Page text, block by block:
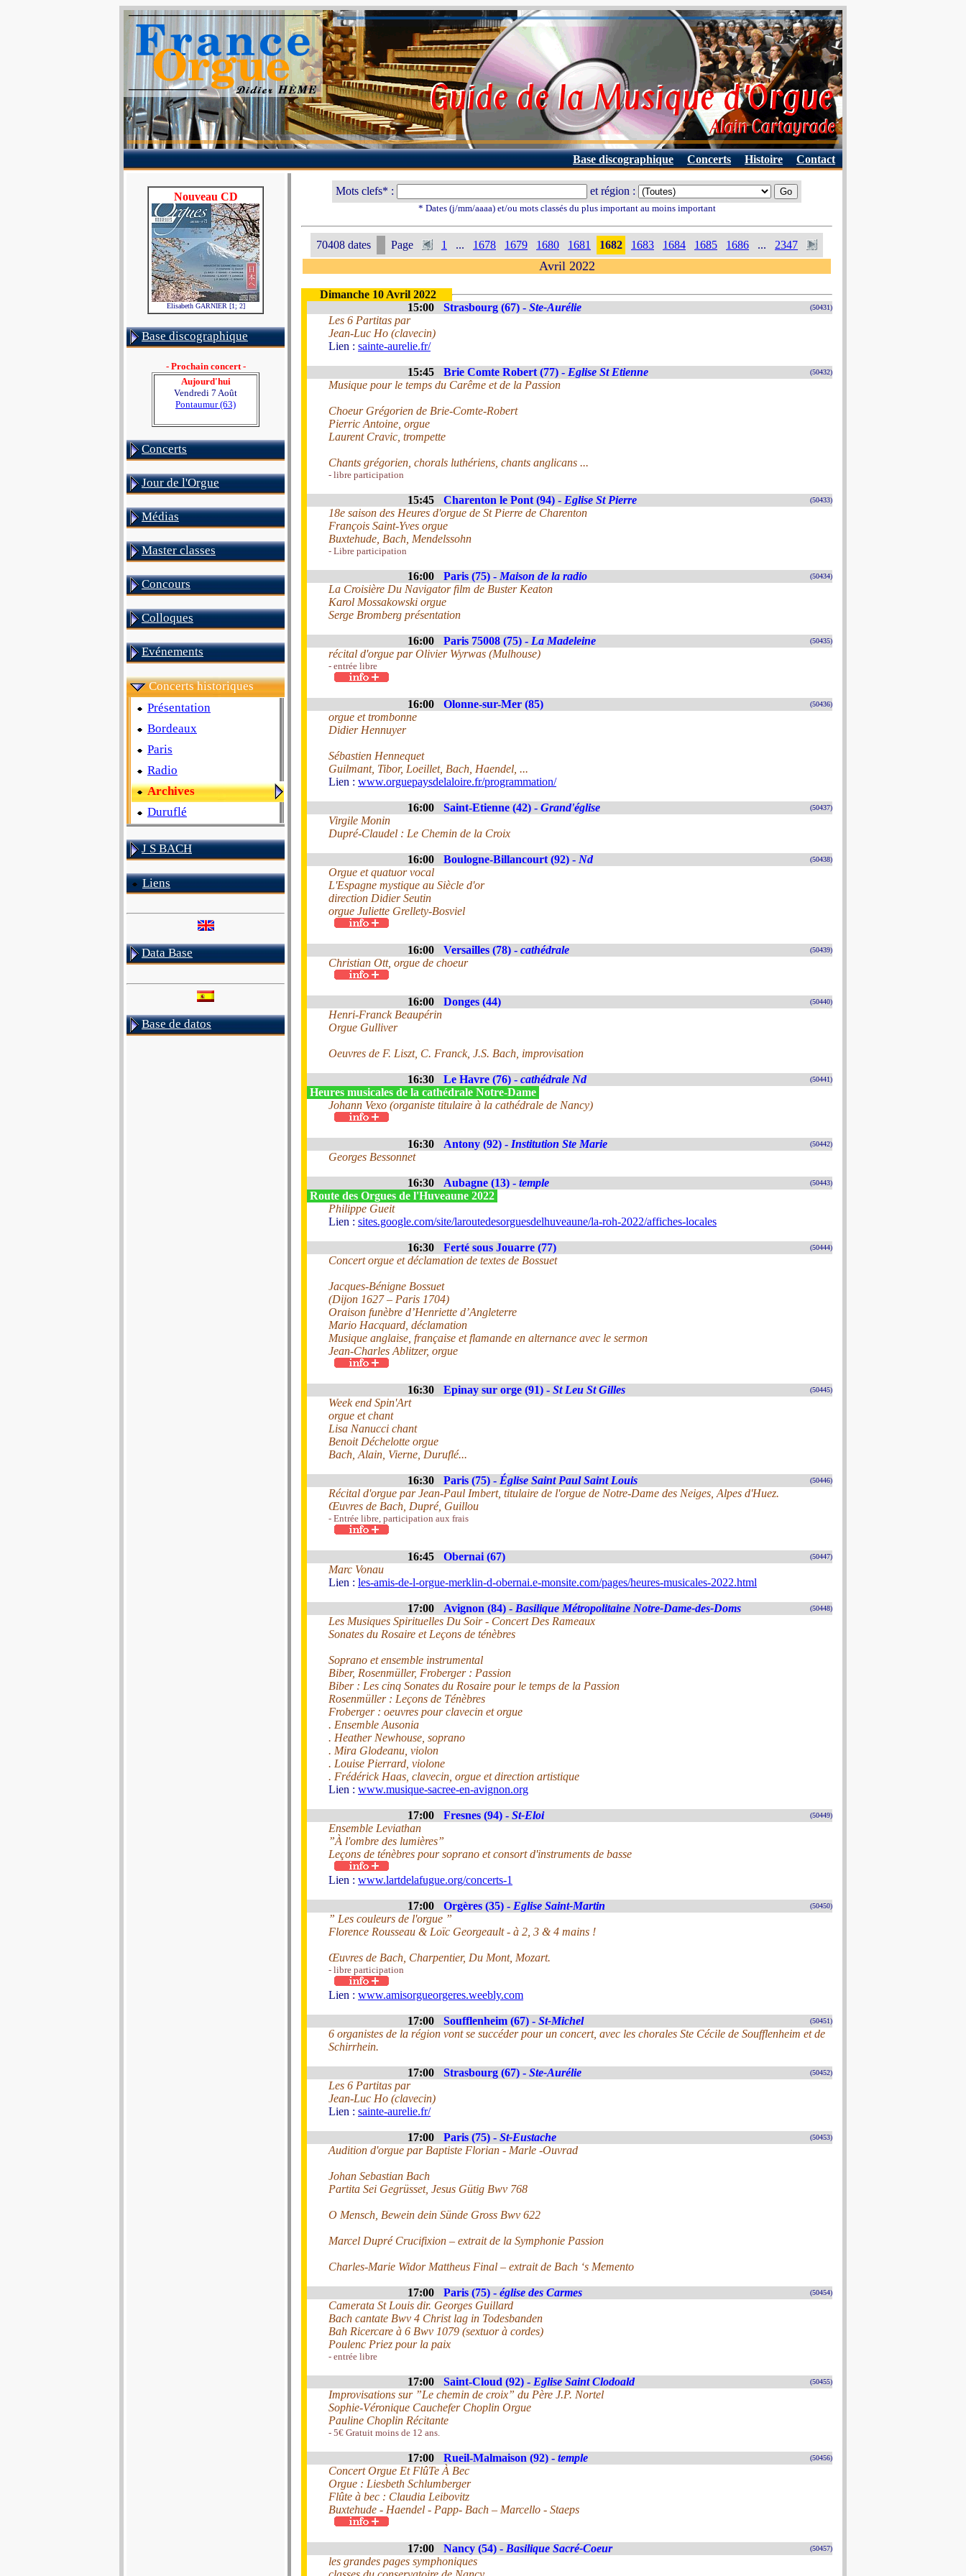
Base discographique Concerts Histoire Contact
Nouveau CD
Elisabeth GARNIER [1; 2]
Base discographique
- Prochain concert -
Aujourd'hui
Vendredi 7 Août
Pontaumur (63)
Concerts
Jour de l'Orgue
Médias
Master classes
Concours
Colloques
Evénements
Concerts historiques
Présentation
Bordeaux
Paris
Radio
Archives
Duruflé
J S BACH
Liens
Data Base
Base de datos
Mots clefs* : et région :
* Dates (j/mm/aaaa) et/ou mots classés du plus important au moins important
70408 dates Page 1 ... 1678 1679 1680 1681 1682 1683 1684 1685 1686 ... 2347
Avril 2022
Dimanche 10 Avril 2022
15:00
Strasbourg (67) - Ste-Aurélie (50431)
Les 6 Partitas par
Jean-Luc Ho (clavecin)
Lien : sainte-aurelie.fr/
15:45 Brie Comte Robert (77) - Eglise St Etienne (50432)
Musique pour le temps du Carême et de la Passion
Choeur Grégorien de Brie-Comte-Robert
Pierric Antoine, orgue
Laurent Cravic, trompette
Chants grégorien, chorals luthériens, chants anglicans ...
- libre participation
15:45 Charenton le Pont (94) - Eglise St Pierre (50433)
18e saison des Heures d'orgue de St Pierre de Charenton
François Saint-Yves orgue
Buxtehude, Bach, Mendelssohn
- Libre participation
16:00 Paris (75) - Maison de la radio (50434)
La Croisière Du Navigator film de Buster Keaton
Karol Mossakowski orgue
Serge Bromberg présentation
16:00 Paris 75008 (75) - La Madeleine (50435)
récital d'orgue par Olivier Wyrwas (Mulhouse)
- entrée libre
16:00 Olonne-sur-Mer (85) (50436)
orgue et trombonne
Didier Hennuyer
Sébastien Hennequet
Guilmant, Tibor, Loeillet, Bach, Haendel, ...
Lien : www.orguepaysdelaloire.fr/programmation/
16:00 Saint-Etienne (42) - Grand'église (50437)
Virgile Monin
Dupré-Claudel : Le Chemin de la Croix
16:00 Boulogne-Billancourt (92) - Nd (50438)
Orgue et quatuor vocal
L'Espagne mystique au Siècle d'or
direction Didier Seutin
orgue Juliette Grellety-Bosviel
16:00 Versailles (78) - cathédrale (50439)
Christian Ott, orgue de choeur
16:00 Donges (44) (50440)
Henri-Franck Beaupérin
Orgue Gulliver
Oeuvres de F. Liszt, C. Franck, J.S. Bach, improvisation
16:30 Le Havre (76) - cathédrale Nd (50441)
Heures musicales de la cathédrale Notre-Dame
Johann Vexo (organiste titulaire à la cathédrale de Nancy)
16:30 Antony (92) - Institution Ste Marie (50442)
Georges Bessonnet
16:30 Aubagne (13) - temple (50443)
Route des Orgues de l'Huveaune 2022
Philippe Gueit
Lien : sites.google.com/site/laroutedesorguesdelhuveaune/la-roh-2022/affiches-locales
16:30 Ferté sous Jouarre (77) (50444)
Concert orgue et déclamation de textes de Bossuet
Jacques-Bénigne Bossuet
(Dijon 1627 – Paris 1704)
Oraison funèbre d’Henriette d’Angleterre
Mario Hacquard, déclamation
Musique anglaise, française et flamande en alternance avec le sermon
Jean-Charles Ablitzer, orgue
16:30 Epinay sur orge (91) - St Leu St Gilles (50445)
Week end Spin'Art
orgue et chant
Lisa Nanucci chant
Benoit Déchelotte orgue
Bach, Alain, Vierne, Duruflé...
16:30 Paris (75) - Église Saint Paul Saint Louis (50446)
Récital d'orgue par Jean-Paul Imbert, titulaire de l'orgue de Notre-Dame des Neiges, Alpes d'Huez.
Œuvres de Bach, Dupré, Guillou
- Entrée libre, participation aux frais
16:45 Obernai (67) (50447)
Marc Vonau
Lien : les-amis-de-l-orgue-merklin-d-obernai.e-monsite.com/pages/heures-musicales-2022.html
17:00 Avignon (84) - Basilique Métropolitaine Notre-Dame-des-Doms (50448)
Les Musiques Spirituelles Du Soir - Concert Des Rameaux
Sonates du Rosaire et Leçons de ténèbres
Soprano et ensemble instrumental
Biber, Rosenmüller, Froberger : Passion
Biber : Les cinq Sonates du Rosaire pour le temps de la Passion
Rosenmüller : Leçons de Ténèbres
Froberger : oeuvres pour clavecin et orgue
. Ensemble Ausonia
. Heather Newhouse, soprano
. Mira Glodeanu, violon
. Louise Pierrard, violone
. Frédérick Haas, clavecin, orgue et direction artistique
Lien : www.musique-sacree-en-avignon.org
17:00 Fresnes (94) - St-Eloi (50449)
Ensemble Leviathan
”À l'ombre des lumières”
Leçons de ténèbres pour soprano et consort d'instruments de basse
Lien : www.lartdelafugue.org/concerts-1
17:00 Orgères (35) - Eglise Saint-Martin (50450)
” Les couleurs de l'orgue ”
Florence Rousseau & Loïc Georgeault - à 2, 3 & 4 mains !
Œuvres de Bach, Charpentier, Du Mont, Mozart.
- libre participation
Lien : www.amisorgueorgeres.weebly.com
17:00 Soufflenheim (67) - St-Michel (50451)
6 organistes de la région vont se succéder pour un concert, avec les chorales Ste Cécile de Soufflenheim et de
Schirrhein.
17:00 Strasbourg (67) - Ste-Aurélie (50452)
Les 6 Partitas par
Jean-Luc Ho (clavecin)
Lien : sainte-aurelie.fr/
17:00 Paris (75) - St-Eustache (50453)
Audition d'orgue par Baptiste Florian - Marle -Ouvrad
Johan Sebastian Bach
Partita Sei Gegrüsset, Jesus Gütig Bwv 768
O Mensch, Bewein dein Sünde Gross Bwv 622
Marcel Dupré Crucifixion – extrait de la Symphonie Passion
Charles-Marie Widor Mattheus Final – extrait de Bach ‘s Memento
17:00 Paris (75) - église des Carmes (50454)
Camerata St Louis dir. Georges Guillard
Bach cantate Bwv 4 Christ lag in Todesbanden
Bah Ricercare à 6 Bwv 1079 (sextuor à cordes)
Poulenc Priez pour la paix
- entrée libre
17:00 Saint-Cloud (92) - Eglise Saint Clodoald (50455)
Improvisations sur ”Le chemin de croix” du Père J.P. Nortel
Sophie-Véronique Cauchefer Choplin Orgue
Pauline Choplin Récitante
- 5€ Gratuit moins de 12 ans.
17:00 Rueil-Malmaison (92) - temple (50456)
Concert Orgue Et FlûTe À Bec
Orgue : Liesbeth Schlumberger
Flûte à bec : Claudia Leibovitz
Buxtehude - Haendel - Papp- Bach – Marcello - Staeps
17:00 Nancy (54) - Basilique Sacré-Coeur (50457)
les grandes pages symphoniques